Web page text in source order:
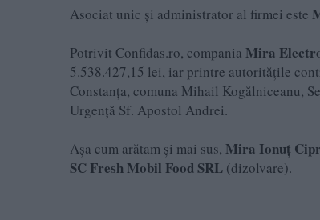
Asociat unic și administrator al firmei este
Potrivit Confidas.ro, compania Mira
5.538.427,15 lei, iar printre autoritățile
Constanța, comuna Mihail Kogălniceanu,
Urgență Sf. Apostol Andrei.
Așa cum arătam și mai sus, Mira Ionuţ
SC Fresh Mobil Food SRL (dizolvare).